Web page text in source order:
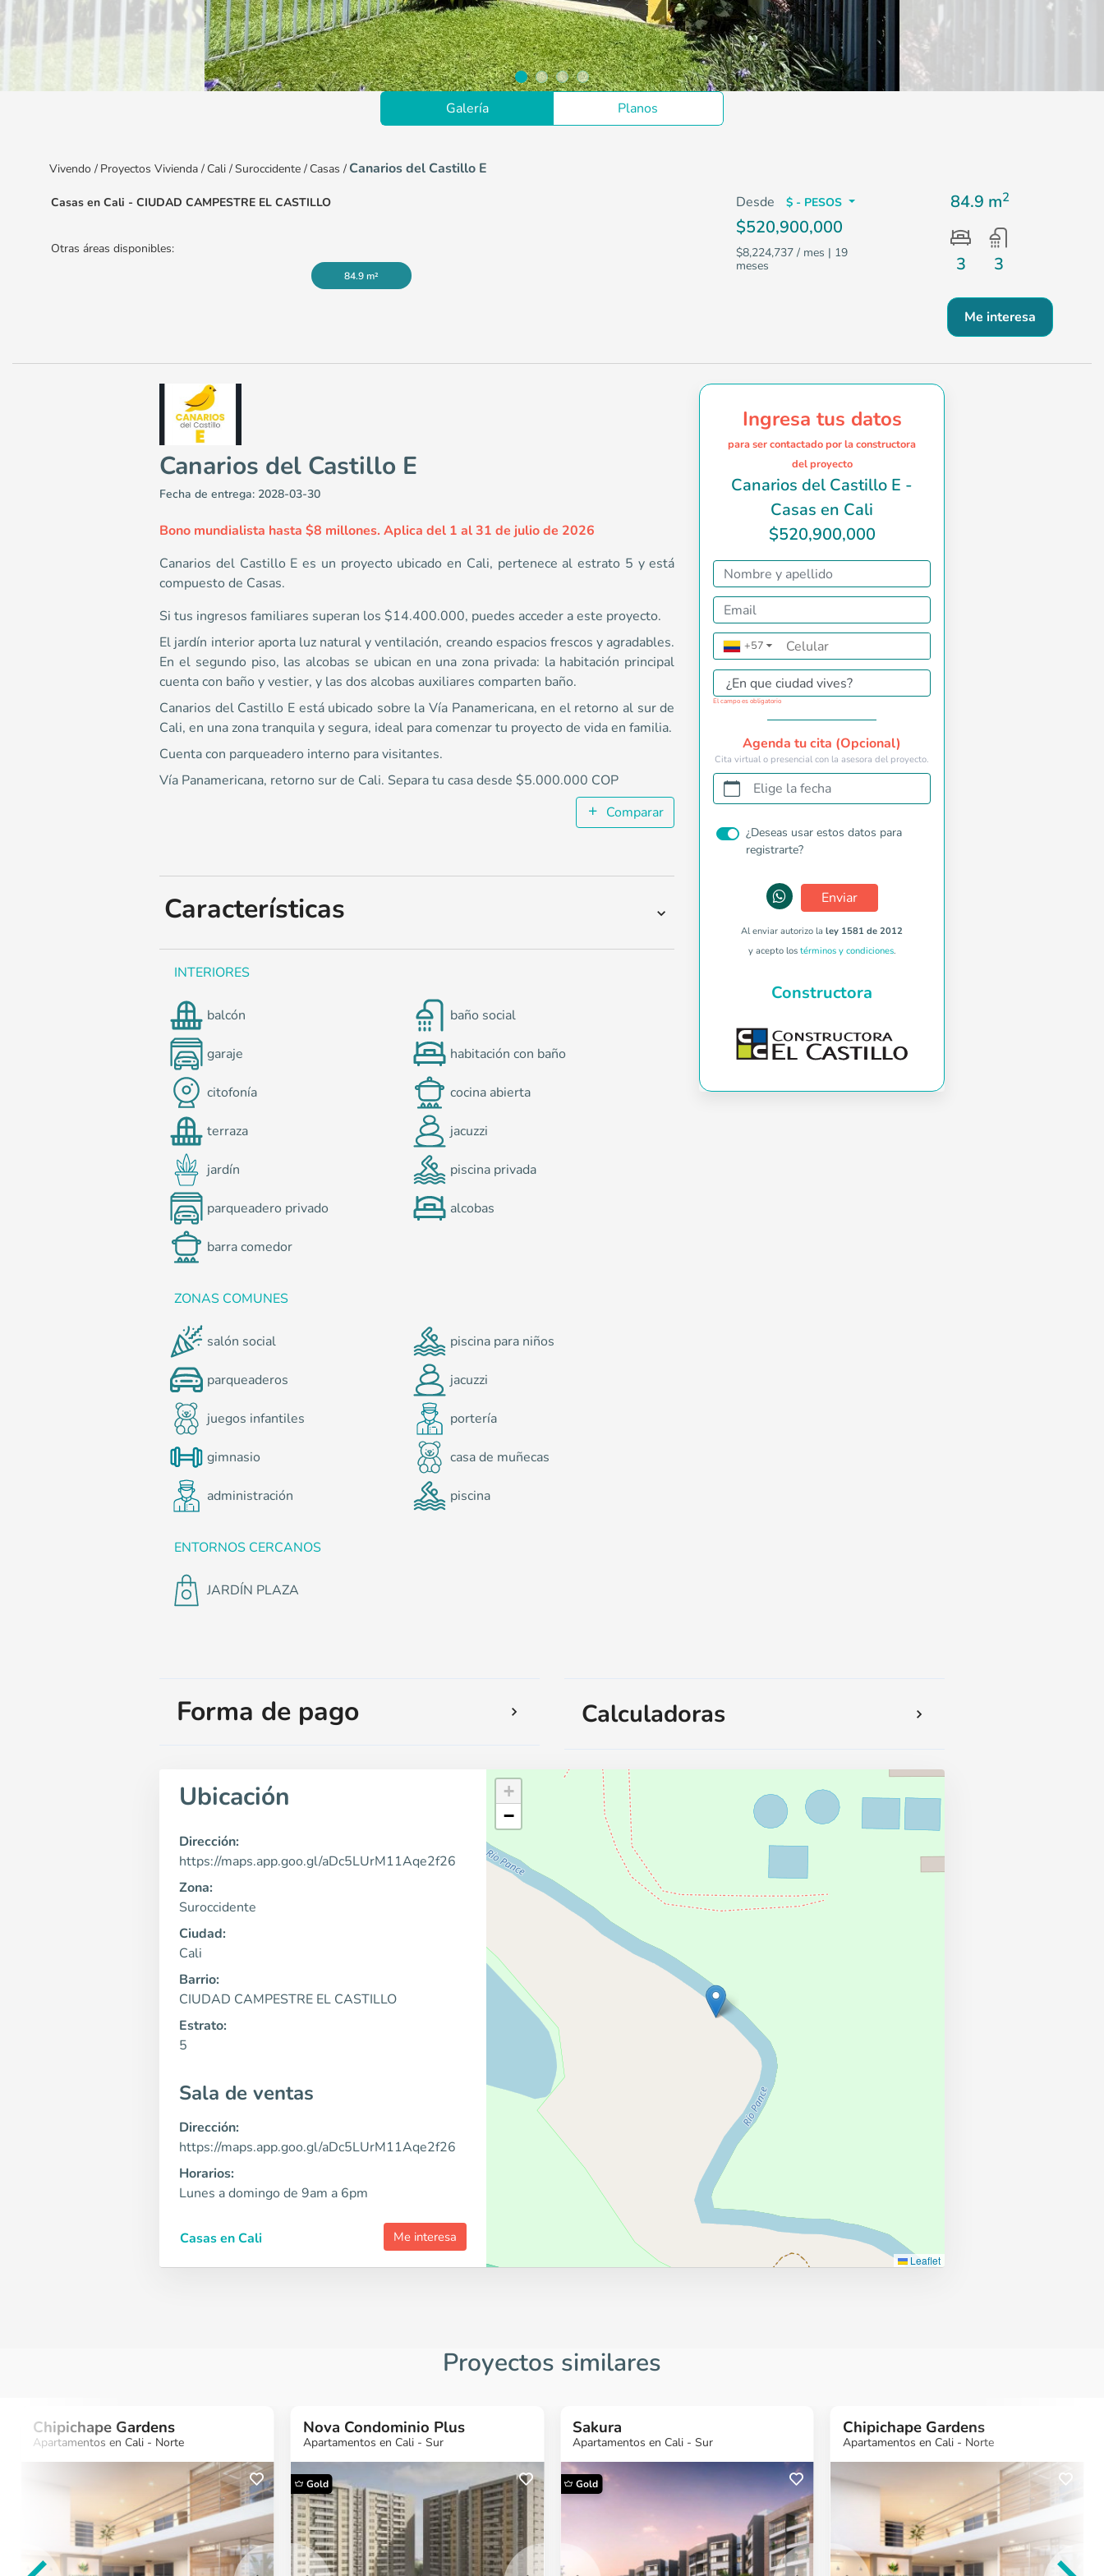
Galería Planos
Vivendo / Proyectos Vivienda / Cali /Suroccidente / Casas / Canarios del Castillo E
Casas en Cali - CIUDAD CAMPESTRE EL CASTILLO <p>Si tus ingresos familiares superan los $14.400.000, puedes acceder a este proyecto.</p><p>El jardín interior aporta
Cali y Suroccidente
https://maps.app.goo.gl/aDc5LUrM11Aqe2f26
Casas en Cali - CIUDAD CAMPESTRE EL CASTILLO
Otras áreas disponibles:
84.9 m²
Desde $ - PESOS
$520,900,000
$8,224,737 / mes | 19
meses
84.9 m2
3 3
Me interesa
Canarios del Castillo E
Fecha de entrega: 2028-03-30
​Bono mundialista hasta $8 millones. Aplica del 1 al 31 de julio de 2026
Canarios del Castillo E es un proyecto ubicado en Cali, pertenece al estrato 5 y está
compuesto de Casas.
Si tus ingresos familiares superan los $14.400.000, puedes acceder a este proyecto.
El jardín interior aporta luz natural y ventilación, creando espacios frescos y agradables.
En el segundo piso, las alcobas se ubican en una zona privada: la habitación principal
cuenta con baño y vestier, y las dos alcobas auxiliares comparten baño.
Canarios del Castillo E está ubicado sobre la Vía Panamericana, en el retorno al sur de
Cali, en una zona tranquila y segura, ideal para comenzar tu proyecto de vida en familia.
Cuenta con parqueadero interno para visitantes.
Vía Panamericana, retorno sur de Cali. Separa tu casa desde $5.000.000 COP
Comparar
Características
INTERIORES
balcón baño social
garaje habitación con baño
citofonía cocina abierta
terraza jacuzzi
jardín piscina privada
parqueadero privado alcobas
barra comedor
ZONAS COMUNES
salón social piscina para niños
parqueaderos jacuzzi
juegos infantiles portería
gimnasio casa de muñecas
administración piscina
ENTORNOS CERCANOS
JARDÍN PLAZA
Ingresa tus datos
para ser contactado por la constructora
del proyecto
Canarios del Castillo E -
Casas en Cali
$520,900,000
+57 ▼
¿En que ciudad vives?
El campo es obligatorio
Agenda tu cita (Opcional)
Cita virtual o presencial con la asesora del proyecto.
Elige la fecha
¿Deseas usar estos datos para
registrarte?
Enviar
Al enviar autorizo la ley 1581 de 2012
y acepto los términos y condiciones.
Constructora
Forma de pago Calculadoras
Ubicación
Dirección:
https://maps.app.goo.gl/aDc5LUrM11Aqe2f26
Zona:
Suroccidente
Ciudad:
Cali
Barrio:
CIUDAD CAMPESTRE EL CASTILLO
Estrato:
5
Sala de ventas
Dirección:
https://maps.app.goo.gl/aDc5LUrM11Aqe2f26
Horarios:
Lunes a domingo de 9am a 6pm
Casas en Cali Me interesa
+
−
Leaflet
Proyectos similares
¿Quieres
¿Quieres más
información?
¿Quieres más
información?
¿Quieres más
información?
¿Quieres más
información?
Chipichape Gardens
Apartamentos en Cali - Norte
Nova Condominio Plus
Apartamentos en Cali - Sur
Gold
¿Quieres más
información?
Sakura
Apartamentos en Cali - Sur
Gold
¿Quieres más
información?
Chipichape Gardens
Apartamentos en Cali - Norte
¿Quieres más
información?
¿Quieres más
información?